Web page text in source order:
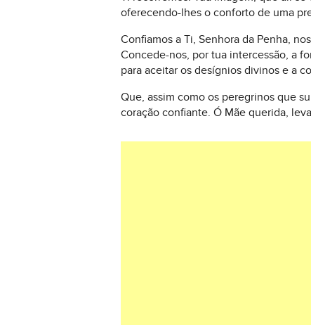
oferecendo-lhes o conforto de uma
Confiamos a Ti, Senhora da Penha,
Concede-nos, por tua intercessão, a
para aceitar os desígnios divinos e a
Que, assim como os peregrinos que
coração confiante. Ó Mãe querida,